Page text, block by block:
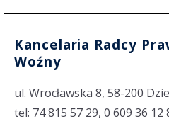
Kancelaria Radcy
Woźny
ul. Wrocławska 8, 58-200
tel: 74 815 57 29, 0 609 36 12